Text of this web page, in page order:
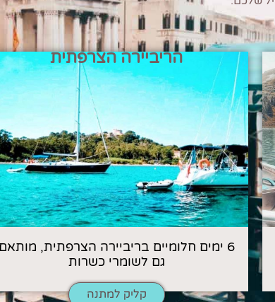
הריביירה הצרפתית
6 ימים חלומיים בריביירה הצרפתית, מותאם
גם לשומרי כשרות
קליק למתנה